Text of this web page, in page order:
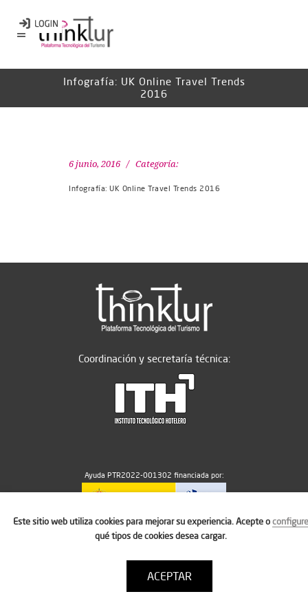
Infografía: UK Online Travel Trends
2016
6 junio, 2016 Categoría:
Infografía: UK Online Travel Trends 2016
Coordinación y secretaría técnica:
Ayuda PTR2022-001302 financiada por:
MICIU/AEI/10.13039/501100011033
Política de cookies
Condiciones de uso
Este sitio web utiliza cookies para mejorar su experiencia. Acepte oconfigure
qué tipos de cookies desea cargar.
ACEPTAR